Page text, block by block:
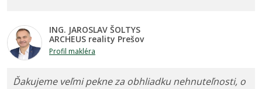
ING. JAROSLAV ŠOLTYS
ARCHEUS reality Prešov
Profil makléra
Ďakujeme veľmi pekne za obhliadku nehnuteľnosti, o